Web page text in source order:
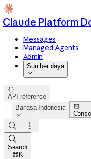
Claude Platform
Messages
Managed Agents
Admin
Sumber daya


API reference
Bahasa Indonesia





Search
⌘K